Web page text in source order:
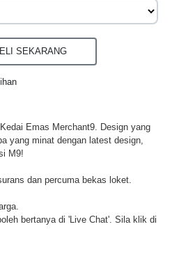
SEKARANG
Emas Merchant9. Design yang
yang minat dengan latest design,
M9!
dan percuma bekas loket.
bertanya di 'Live Chat'. Sila klik di